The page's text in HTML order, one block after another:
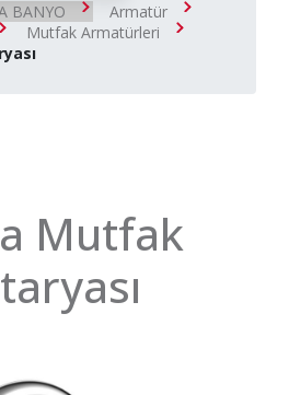
BANYO
Armatür
Mutfak Armatürleri
Mutfak